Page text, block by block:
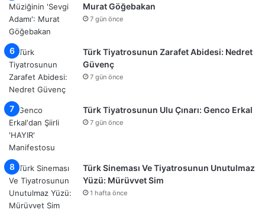
Murat Göğebakan
7 gün önce
Türk Tiyatrosunun Zarafet Abidesi: Nedret
Güvenç
7 gün önce
Türk Tiyatrosunun Ulu Çınarı: Genco Erkal
7 gün önce
Türk Sineması Ve Tiyatrosunun Unutulmaz
Yüzü: Mürüvvet Sim
1 hafta önce